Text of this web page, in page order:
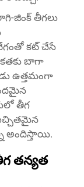
జింక్ తీగలు
కట్ చేసే
బాగా
ఉత్తమంగా
తీగ
అందిస్తాయి.
తన్యత